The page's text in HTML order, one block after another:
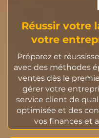
Réussir votre
votre
Préparez et
avec des méthodes
ventes dès le
gérer votre
service client de
optimisée et des
vos finances et